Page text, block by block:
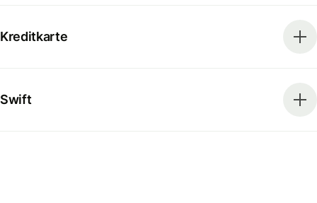
Kreditkarte
Swift